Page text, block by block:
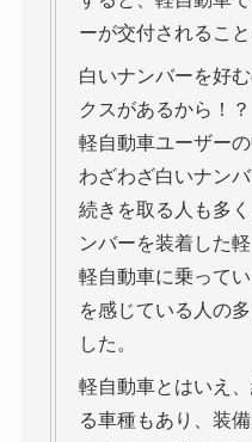
ーが交付されるこ
白いナンバーを好
クスがあるから！？
軽自動車ユーザー
わざわざ白いナン
続きを取る人も多
ンバーを装着した
軽自動車に乗って
を感じている人の
した。
軽自動車とはいえ
る車種もあり、装